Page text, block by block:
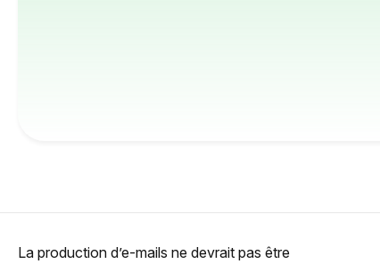
La production d’e-mails ne devrait pas être